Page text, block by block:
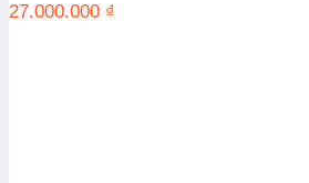
27.000.000 ₫